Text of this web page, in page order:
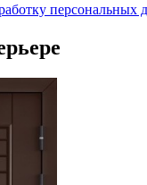
персональных